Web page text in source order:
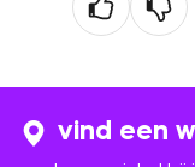
vind een